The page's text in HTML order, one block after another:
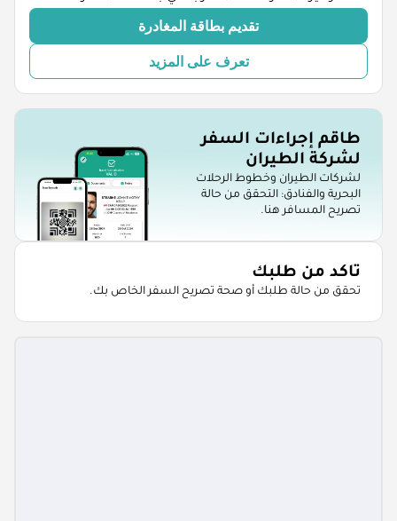
تقديم بطاقة المغادرة
تعرف على المزيد
طاقم إجراءات السفر
لشركة الطيران
لشركات الطيران وخطوط الرحلات
البحرية والفنادق: التحقق من حالة
تصريح المسافر هنا.
تاكد من طلبك
تحقق من حالة طلبك أو صحة تصريح السفر الخاص بك.